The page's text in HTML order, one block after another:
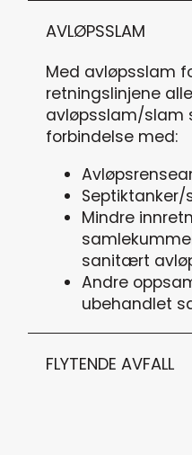
AVLØPSSLAM
Med avløpsslam
retningslinjene
avløpsslam/slam
forbindelse med:
Mindre
sanitært
Andre
ubehandlet
FLYTENDE AVFALL